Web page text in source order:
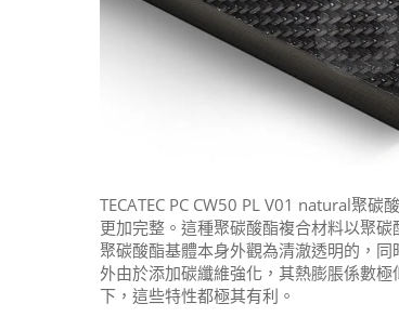
TECATEC PC CW50 PL V01 natural聚碳
更加完整。這種聚碳酸酯複合材料以聚
聚碳酸酯基體本身外觀為清澈透明的，
外由於添加碳纖維強化，其熱膨脹係數
下，這些特性都極其有利。